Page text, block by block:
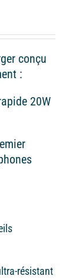
conçu
:
20W
résistant